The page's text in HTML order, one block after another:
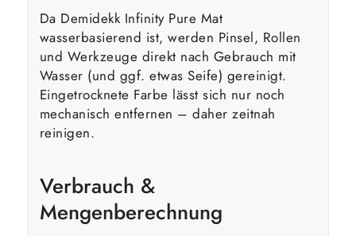
Da Demidekk Infinity Pure Mat
wasserbasierend ist, werden Pinsel, Rollen
und Werkzeuge direkt nach Gebrauch mit
Wasser (und ggf. etwas Seife) gereinigt.
Eingetrocknete Farbe lässt sich nur noch
mechanisch entfernen – daher zeitnah
reinigen.
Verbrauch &
Mengenberechnung